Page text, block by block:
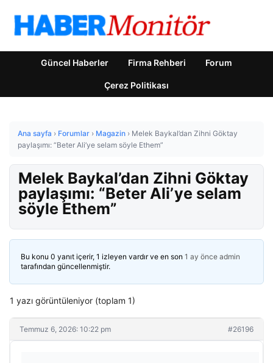
Güncel Haberler Firma Rehberi Forum
Çerez Politikası
Ana sayfa › Forumlar › Magazin › Melek Baykal’dan Zihni Göktay
paylaşımı: “Beter Ali’ye selam söyle Ethem”
Melek Baykal’dan Zihni Göktay
paylaşımı: “Beter Ali’ye selam
söyle Ethem”
Bu konu 0 yanıt içerir, 1 izleyen vardır ve en son 1 ay önce admin
tarafından güncellenmiştir.
1 yazı görüntüleniyor (toplam 1)
Temmuz 6, 2026: 10:22 pm #26196